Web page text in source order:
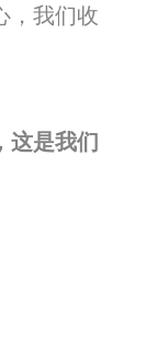
，我们收
这是我们